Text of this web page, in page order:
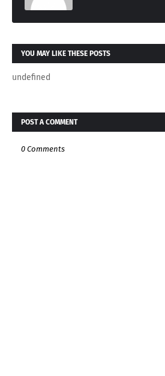
YOU MAY LIKE THESE POSTS
undefined
POST A COMMENT
0 Comments